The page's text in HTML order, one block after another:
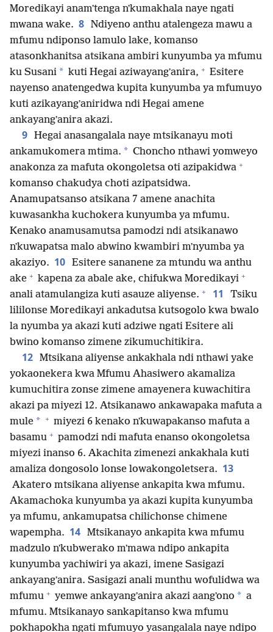
Moredikayi anamʼtenga nʼkumakhala naye ngati
mwana wake. 8 Ndiyeno anthu atalengeza mawu a
mfumu ndiponso lamulo lake, komanso
atasonkhanitsa atsikana ambiri kunyumba ya mfumu
ku Susani * kuti Hegai aziwayangʼanira, + Esitere
nayenso anatengedwa kupita kunyumba ya mfumuyo
kuti azikayangʼaniridwa ndi Hegai amene
ankayangʼanira akazi.
9 Hegai anasangalala naye mtsikanayu moti
ankamukomera mtima. * Choncho nthawi yomweyo
anakonza za mafuta okongoletsa oti azipakidwa +
komanso chakudya choti azipatsidwa.
Anamupatsanso atsikana 7 amene anachita
kuwasankha kuchokera kunyumba ya mfumu.
Kenako anamusamutsa pamodzi ndi atsikanawo
nʼkuwapatsa malo abwino kwambiri mʼnyumba ya
akaziyo. 10 Esitere sananene za mtundu wa anthu
ake + kapena za abale ake, chifukwa Moredikayi +
anali atamulangiza kuti asauze aliyense. + 11
Tsiku
lililonse Moredikayi ankadutsa kutsogolo kwa bwalo
la nyumba ya akazi kuti adziwe ngati Esitere ali
bwino komanso zimene zikumuchitikira.
12 Mtsikana aliyense ankakhala ndi nthawi yake
yokaonekera kwa Mfumu Ahasiwero akamaliza
kumuchitira zonse zimene amayenera kuwachitira
akazi pa miyezi 12. Atsikanawo ankawapaka mafuta a
mule * + miyezi 6 kenako nʼkuwapakanso mafuta a
basamu + pamodzi ndi mafuta enanso okongoletsa
miyezi inanso 6. Akachita zimenezi ankakhala kuti
amaliza dongosolo lonse lowakongoletsera. 13
Akatero mtsikana aliyense ankapita kwa mfumu.
Akamachoka kunyumba ya akazi kupita kunyumba
ya mfumu, ankamupatsa chilichonse chimene
wapempha. 14 Mtsikanayo ankapita kwa mfumu
madzulo nʼkubwerako mʼmawa ndipo ankapita
kunyumba yachiwiri ya akazi, imene Sasigazi
ankayangʼanira. Sasigazi anali munthu wofulidwa wa
mfumu + yemwe ankayangʼanira akazi aangʼono * a
mfumu. Mtsikanayo sankapitanso kwa mfumu
pokhapokha ngati mfumuyo yasangalala naye ndipo